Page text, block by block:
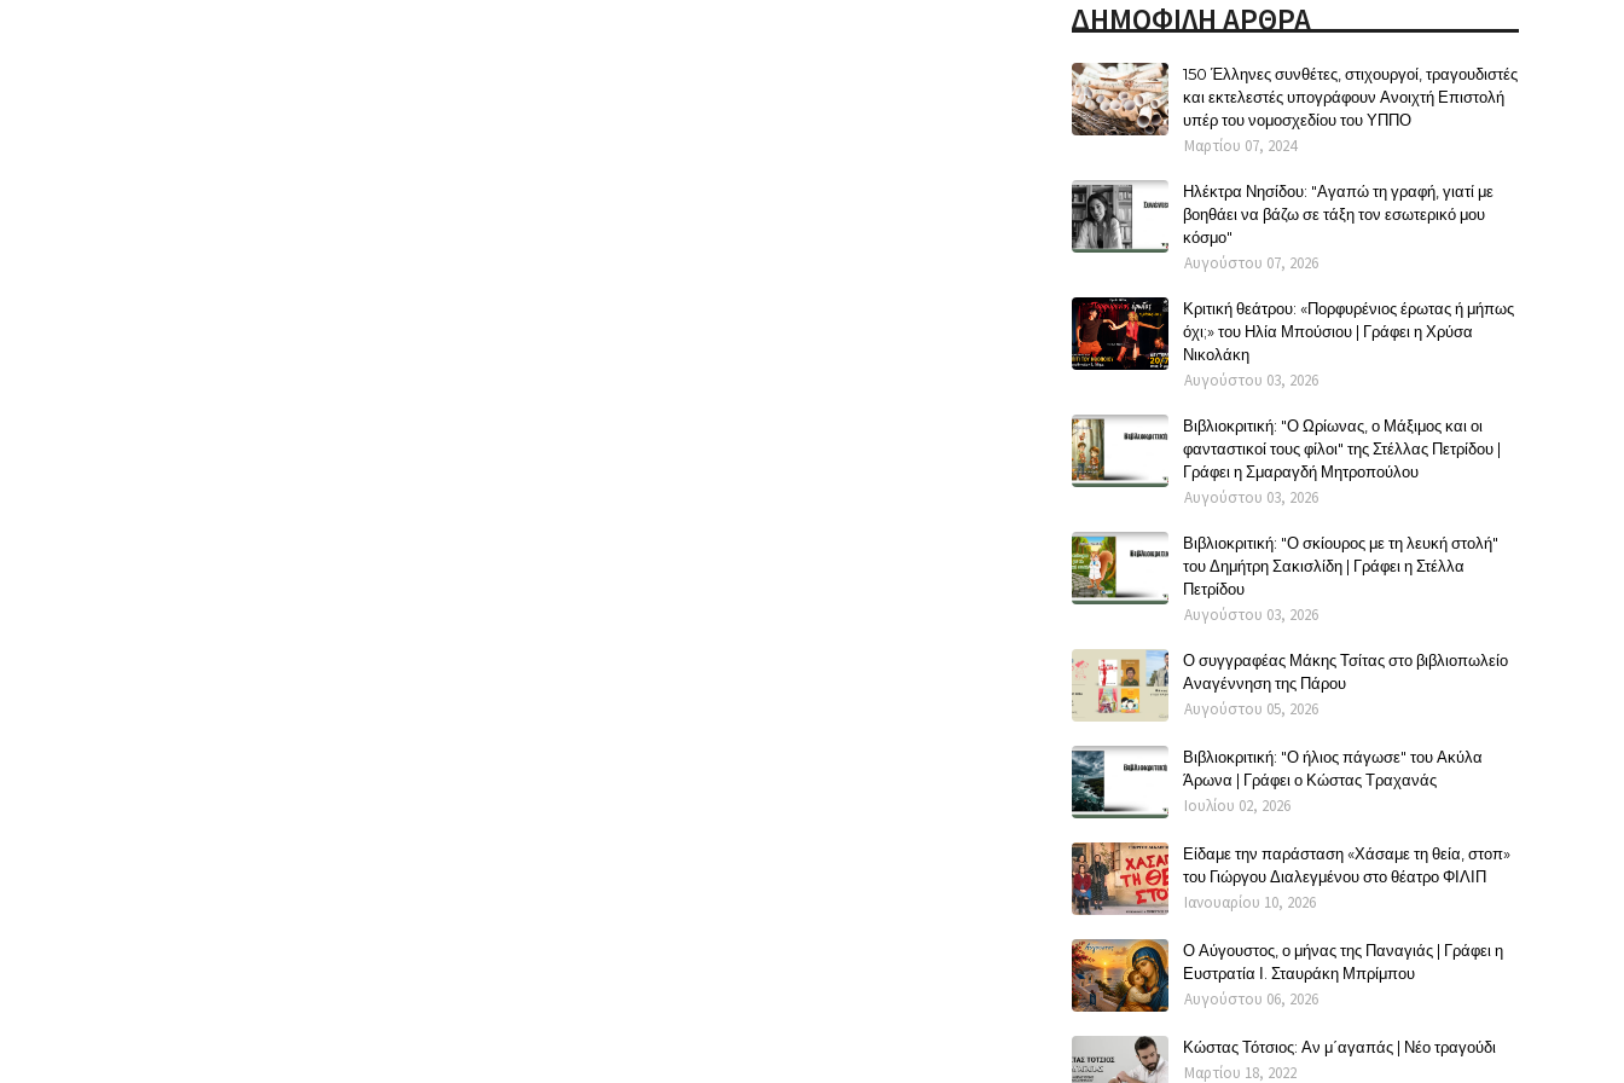
ΔΗΜΟΦΙΛΗ ΑΡΘΡΑ
150 Έλληνες συνθέτες, στιχουργοί, τραγουδιστές
και εκτελεστές υπογράφουν Ανοιχτή Επιστολή
υπέρ του νομοσχεδίου του ΥΠΠΟ
Μαρτίου 07, 2024
Ηλέκτρα Νησίδου: "Αγαπώ τη γραφή, γιατί με
βοηθάει να βάζω σε τάξη τον εσωτερικό μου
κόσμο"
Αυγούστου 07, 2026
Κριτική θεάτρου: «Πορφυρένιος έρωτας ή μήπως
όχι;» του Ηλία Μπούσιου | Γράφει η Χρύσα
Νικολάκη
Αυγούστου 03, 2026
Βιβλιοκριτική: "Ο Ωρίωνας, ο Μάξιμος και οι
φανταστικοί τους φίλοι" της Στέλλας Πετρίδου |
Γράφει η Σμαραγδή Μητροπούλου
Αυγούστου 03, 2026
Βιβλιοκριτική: "Ο σκίουρος με τη λευκή στολή"
του Δημήτρη Σακισλίδη | Γράφει η Στέλλα
Πετρίδου
Αυγούστου 03, 2026
Ο συγγραφέας Μάκης Τσίτας στο βιβλιοπωλείο
Αναγέννηση της Πάρου
Αυγούστου 05, 2026
Βιβλιοκριτική: "Ο ήλιος πάγωσε" του Ακύλα
Άρωνα | Γράφει ο Κώστας Τραχανάς
Ιουλίου 02, 2026
Είδαμε την παράσταση «Χάσαμε τη θεία, στοπ»
του Γιώργου Διαλεγμένου στο θέατρο ΦΙΛΙΠ
Ιανουαρίου 10, 2026
Ο Αύγουστος, ο μήνας της Παναγιάς | Γράφει η
Ευστρατία Ι. Σταυράκη Μπρίμπου
Αυγούστου 06, 2026
Κώστας Τότσιος: Αν μ΄αγαπάς | Νέο τραγούδι
Μαρτίου 18, 2022